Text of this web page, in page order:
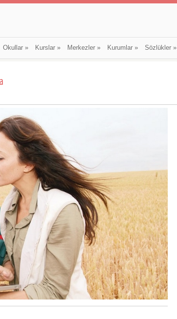
Okullar» Kurslar» Merkezler» Kurumlar» Sözlükler»